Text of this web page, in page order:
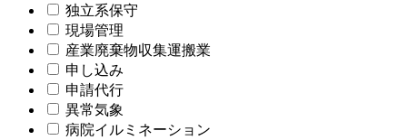
独立系保守
現場管理
産業廃棄物収集運搬業
申し込み
申請代行
異常気象
病院イルミネーション